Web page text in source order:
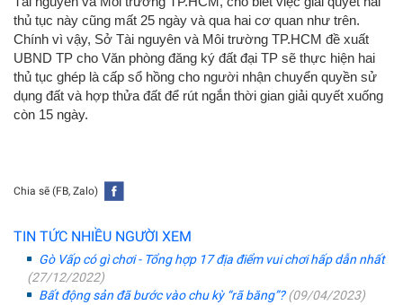
thủ tục này cũng mất 25 ngày và qua hai cơ quan như trên.
Chính vì vậy, Sở Tài nguyên và Môi trường TP.HCM đề xuất
UBND TP cho Văn phòng đăng ký đất đại TP sẽ thực hiện hai
thủ tục ghép là cấp sổ hồng cho người nhận chuyển quyền sử
dụng đất và hợp thửa đất để rút ngắn thời gian giải quyết xuống
còn 15 ngày.
Chia sẽ (FB, Zalo)
TIN TỨC NHIỀU NGƯỜI XEM
Gò Vấp có gì chơi - Tổng hợp 17 địa điểm vui chơi hấp dẫn nhất
(27/12/2022)
Bất động sản đã bước vào chu kỳ “rã băng”?(09/04/2023)